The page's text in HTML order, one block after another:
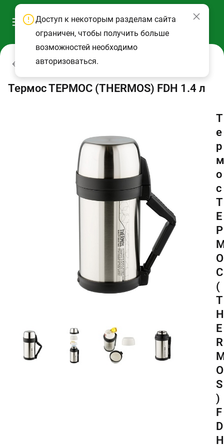
Термосы
Термос ТЕРМОС (THERMOS) FDH 1.4 л
Т
е
р
м
о
с
Т
Е
Р
О
С
(
T
H
E
R
O
S
)
F
D
H
Доступ к некоторым разделам сайта
ограничен, чтобы получить больше
возможностей необходимо
авторизоваться.